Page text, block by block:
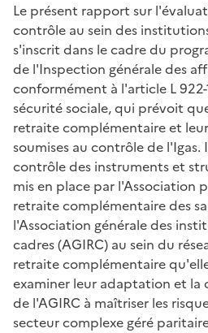
Le présent rapport sur
contrôle au sein des
s'inscrit dans le cadre du
de l'Inspection générale des
conformément à l'article L
sécurité sociale, qui prévoit
retraite complémentaire et
soumises au contrôle de
contrôle des instruments et
mis en place par l'Association
retraite complémentaire des
l'Association générale des
cadres (AGIRC) au sein du
retraite complémentaire
examiner leur adaptation et la
de l'AGIRC à maîtriser les
secteur complexe géré